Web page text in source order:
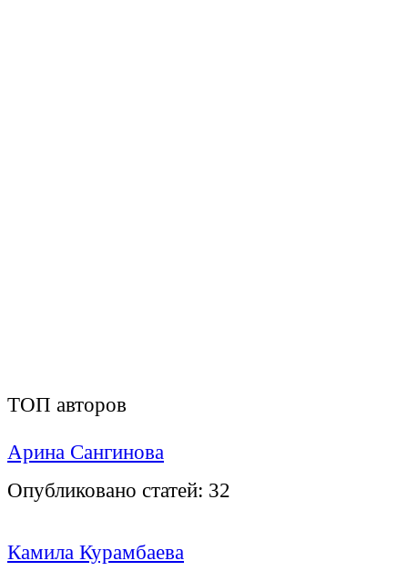
ТОП авторов
Арина Сангинова
Опубликовано статей: 32
Камила Курамбаева